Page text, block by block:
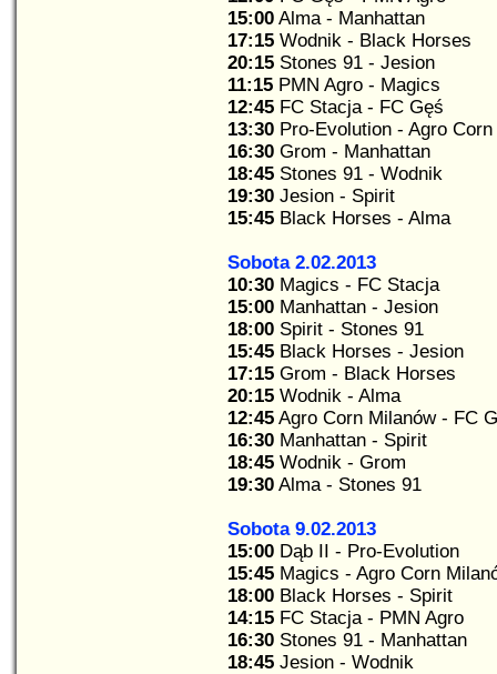
15:00 Alma - Manhattan
17:15 Wodnik - Black Horses
20:15 Stones 91 - Jesion
11:15 PMN Agro - Magics
12:45 FC Stacja - FC Gęś
13:30 Pro-Evolution - Agro
16:30 Grom - Manhattan
18:45 Stones 91 - Wodnik
19:30 Jesion - Spirit
15:45 Black Horses - Alma
Sobota 2.02.2013
10:30 Magics - FC Stacja
15:00 Manhattan - Jesion
18:00 Spirit - Stones 91
15:45 Black Horses - Jesion
17:15 Grom - Black Horses
20:15 Wodnik - Alma
12:45 Agro Corn Milanów - FC
16:30 Manhattan - Spirit
18:45 Wodnik - Grom
19:30 Alma - Stones 91
Sobota 9.02.2013
15:00 Dąb II - Pro-Evolution
15:45 Magics - Agro Corn
18:00 Black Horses - Spirit
14:15 FC Stacja - PMN Agro
16:30 Stones 91 - Manhattan
18:45 Jesion - Wodnik